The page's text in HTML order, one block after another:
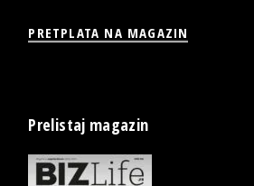
PRETPLATA NA MAGAZIN
Prelistaj magazin